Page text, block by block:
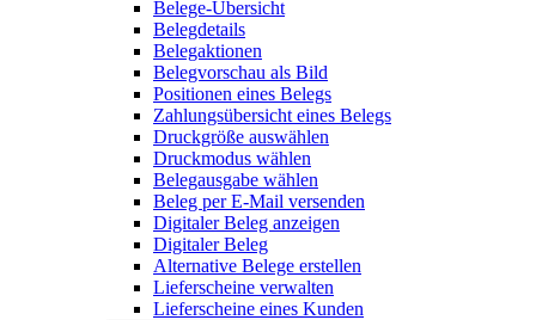
Belege-Übersicht
Belegdetails
Belegaktionen
Belegvorschau als Bild
Positionen eines Belegs
Zahlungsübersicht eines Belegs
Druckgröße auswählen
Druckmodus wählen
Belegausgabe wählen
Beleg per E-Mail versenden
Digitaler Beleg anzeigen
Digitaler Beleg
Alternative Belege erstellen
Lieferscheine verwalten
Lieferscheine eines Kunden